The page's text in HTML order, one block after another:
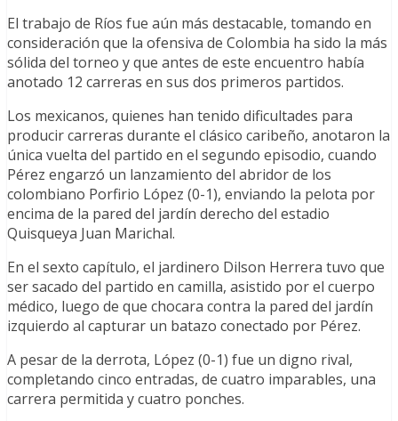
El trabajo de Ríos fue aún más destacable, tomando en
consideración que la ofensiva de Colombia ha sido la más
sólida del torneo y que antes de este encuentro había
anotado 12 carreras en sus dos primeros partidos.
Los mexicanos, quienes han tenido dificultades para
producir carreras durante el clásico caribeño, anotaron la
única vuelta del partido en el segundo episodio, cuando
Pérez engarzó un lanzamiento del abridor de los
colombiano Porfirio López (0-1), enviando la pelota por
encima de la pared del jardín derecho del estadio
Quisqueya Juan Marichal.
En el sexto capítulo, el jardinero Dilson Herrera tuvo que
ser sacado del partido en camilla, asistido por el cuerpo
médico, luego de que chocara contra la pared del jardín
izquierdo al capturar un batazo conectado por Pérez.
A pesar de la derrota, López (0-1) fue un digno rival,
completando cinco entradas, de cuatro imparables, una
carrera permitida y cuatro ponches.